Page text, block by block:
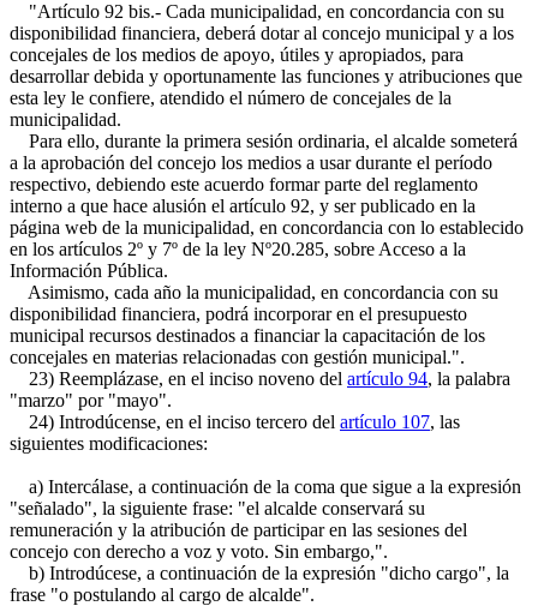
"Artículo 92 bis.- Cada municipalidad, en concordancia con su
disponibilidad financiera, deberá dotar al concejo municipal y a los
concejales de los medios de apoyo, útiles y apropiados, para
desarrollar debida y oportunamente las funciones y atribuciones que
esta ley le confiere, atendido el número de concejales de la
municipalidad.
Para ello, durante la primera sesión ordinaria, el alcalde someterá
a la aprobación del concejo los medios a usar durante el período
respectivo, debiendo este acuerdo formar parte del reglamento
interno a que hace alusión el artículo 92, y ser publicado en la
página web de la municipalidad, en concordancia con lo establecido
en los artículos 2º y 7º de la ley Nº20.285, sobre Acceso a la
Información Pública.
Asimismo, cada año la municipalidad, en concordancia con su
disponibilidad financiera, podrá incorporar en el presupuesto
municipal recursos destinados a financiar la capacitación de los
concejales en materias relacionadas con gestión municipal.".
23) Reemplázase, en el inciso noveno del artículo 94, la palabra
"marzo" por "mayo".
24) Introdúcense, en el inciso tercero del artículo 107, las
siguientes modificaciones:
a) Intercálase, a continuación de la coma que sigue a la expresión
"señalado", la siguiente frase: "el alcalde conservará su
remuneración y la atribución de participar en las sesiones del
concejo con derecho a voz y voto. Sin embargo,".
b) Introdúcese, a continuación de la expresión "dicho cargo", la
frase "o postulando al cargo de alcalde".